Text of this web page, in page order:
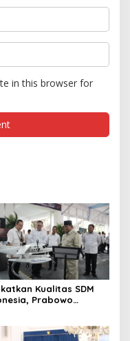
in this browser for
Kualitas SDM
Prabowo
Dunia